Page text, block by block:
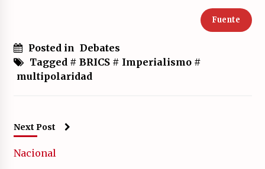
Fuente
Posted in Debates
Tagged # BRICS# Imperialismo#
multipolaridad
Next Post
Nacional